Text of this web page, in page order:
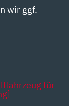
wir ggf.
für